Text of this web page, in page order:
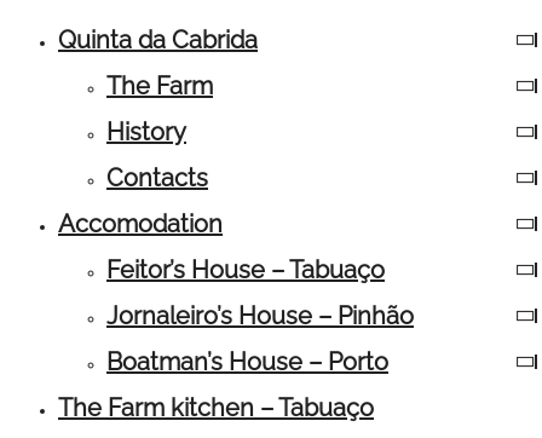
Quinta da Cabrida
The Farm
History
Contacts
Accomodation
Feitor’s House – Tabuaço
Jornaleiro’s House – Pinhão
Boatman’s House – Porto
The Farm kitchen – Tabuaço